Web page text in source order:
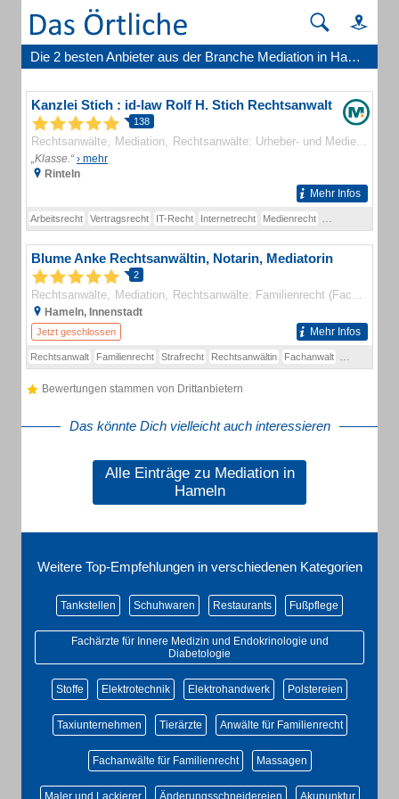
Die 2 besten Anbieter aus der Branche Mediation in Hameln
Kanzlei Stich : id-law Rolf H. Stich Rechtsanwalt
138
Rechtsanwälte Mediation Rechtsanwälte: Urheber- und Medienrecht (Schwerpunkt)
„Klasse.“› mehr
Rinteln
Mehr Infos
Arbeitsrecht Vertragsrecht IT-Recht Internetrecht Medienrecht
Blume Anke Rechtsanwältin, Notarin, Mediatorin
2
Rechtsanwälte Mediation Rechtsanwälte: Familienrecht (Fachanwälte)
Hameln, Innenstadt
Jetzt geschlossen Mehr Infos
Rechtsanwalt Familienrecht Strafrecht Rechtsanwältin Fachanwalt
Bewertungen stammen von Drittanbietern
Das könnte Dich vielleicht auch interessieren
Alle Einträge zu Mediation in
Hameln
Weitere Top-Empfehlungen in verschiedenen Kategorien
Tankstellen Schuhwaren Restaurants Fußpflege
Fachärzte für Innere Medizin und Endokrinologie und
Diabetologie
Stoffe Elektrotechnik Elektrohandwerk Polstereien
Taxiunternehmen Tierärzte Anwälte für Familienrecht
Fachanwälte für Familienrecht Massagen